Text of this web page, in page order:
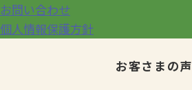
お問い合わせ
個人情報保護方針
お客さまの声